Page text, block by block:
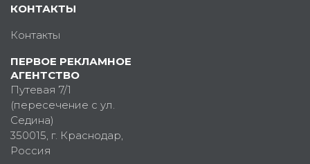
КОНТАКТЫ
Контакты
ПЕРВОЕ РЕКЛАМНОЕ
АГЕНТСТВО
Путевая 7/1
(пересечение с ул.
Седина)
350015, г. Краснодар,
Россия